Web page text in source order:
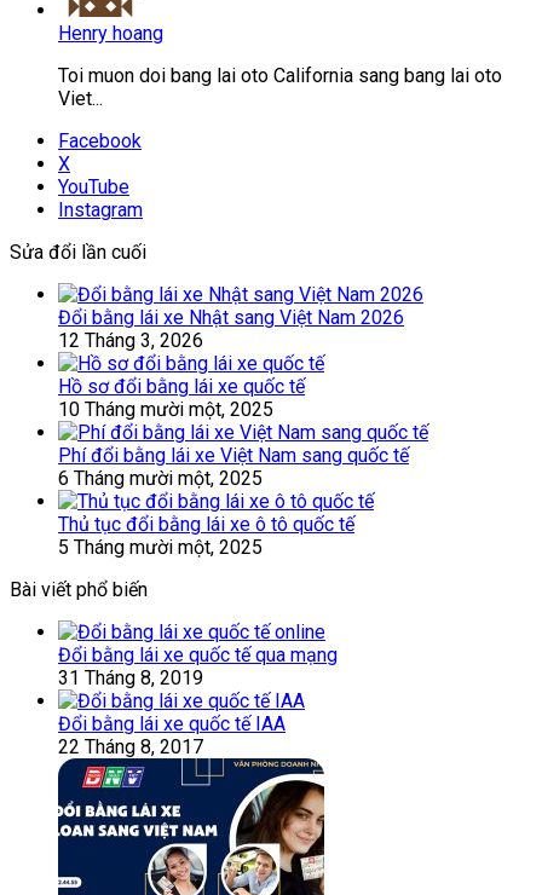
Henry hoang
Toi muon doi bang lai oto California sang bang lai oto
Viet...
Facebook
X
YouTube
Instagram
Sửa đổi lần cuối
Đổi bằng lái xe Nhật sang Việt Nam 2026
12 Tháng 3, 2026
Hồ sơ đổi bằng lái xe quốc tế
10 Tháng mười một, 2025
Phí đổi bằng lái xe Việt Nam sang quốc tế
6 Tháng mười một, 2025
Thủ tục đổi bằng lái xe ô tô quốc tế
5 Tháng mười một, 2025
Bài viết phổ biến
Đổi bằng lái xe quốc tế qua mạng
31 Tháng 8, 2019
Đổi bằng lái xe quốc tế IAA
22 Tháng 8, 2017